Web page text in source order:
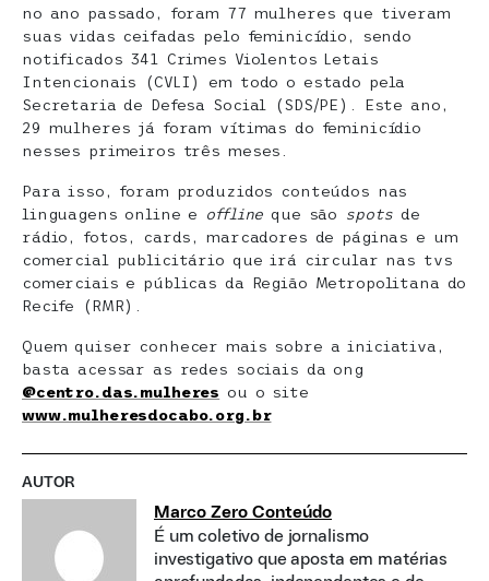
no ano passado, foram 77 mulheres que tiveram
suas vidas ceifadas pelo feminicídio, sendo
notificados 341 Crimes Violentos Letais
Intencionais (CVLI) em todo o estado pela
Secretaria de Defesa Social (SDS/PE). Este ano,
29 mulheres já foram vítimas do feminicídio
nesses primeiros três meses.
Para isso, foram produzidos conteúdos nas
linguagens online e
offline que são spots de
rádio, fotos, cards, marcadores de páginas e um
comercial publicitário que irá circular nas tvs
comerciais e públicas da Região Metropolitana do
Recife (RMR).
Quem quiser conhecer mais sobre a iniciativa,
basta acessar as redes sociais da ong
@centro.das.mulheres ou o site
www.mulheresdocabo.org.br
AUTOR
Marco Zero Conteúdo
É um coletivo de jornalismo
investigativo que aposta em matérias